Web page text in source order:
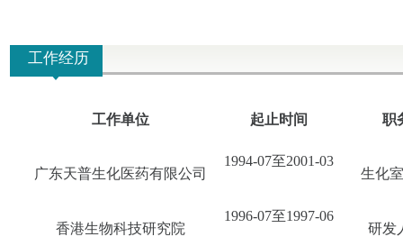
工作经历
工作单位 起止时间 职
广东天普生化医药有限公司
1994-07至2001-03
生化
香港生物科技研究院
1996-07至1997-06
研发